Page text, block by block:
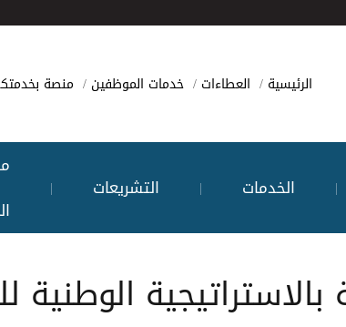
الرئيسية العطاءات خدمات الموظفين منصة
| الخدمات | التشريعات |
الوطنية